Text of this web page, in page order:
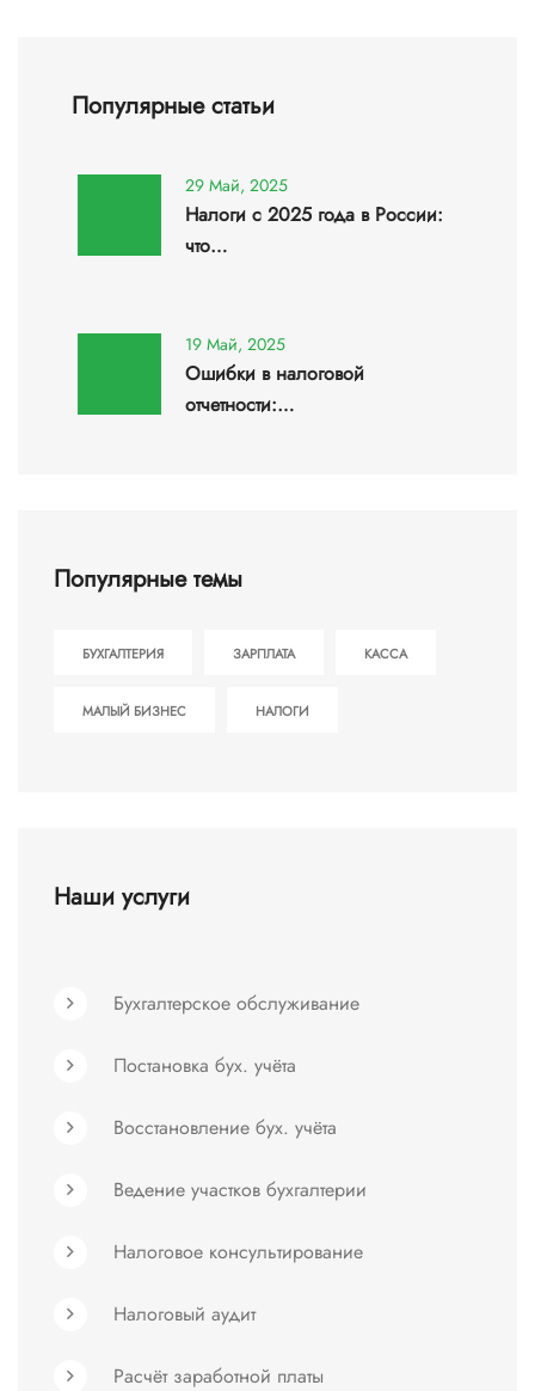
Популярные статьи
29 Май, 2025
Налоги с 2025 года в России:
что…
19 Май, 2025
Ошибки в налоговой
отчетности:…
Популярные темы
БУХГАЛТЕРИЯ ЗАРПЛАТА КАССА
МАЛЫЙ БИЗНЕС НАЛОГИ
Наши услуги
Бухгалтерское обслуживание
Постановка бух. учёта
Восстановление бух. учёта
Ведение участков бухгалтерии
Налоговое консультирование
Налоговый аудит
Расчёт заработной платы